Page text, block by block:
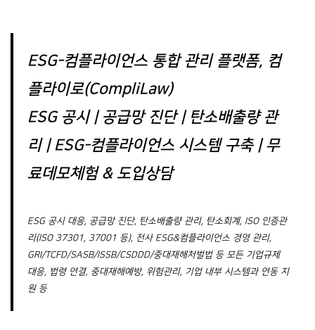
ESG-컴플라이언스 통합 관리 플랫폼, 컴
플라이로(CompliLaw)
ESG 공시 | 공급망 진단 | 탄소배출량 관
리 | ESG-컴플라이언스 시스템 구축 | 무
료데모체험 & 도입상담
ESG 공시 대응, 공급망 진단, 탄소배출량 관리, 탄소회계, ISO 인증관
리(ISO 37301, 37001 등), 전사 ESG&컴플라이언스 경영 관리,
GRI/TCFD/SASB/ISSB/CSDDD/중대재해처벌법 등 모든 기업규제
대응, 법령 연결, 중대재해예방, 위험관리, 기업 내부 시스템과 연동 지
원 등